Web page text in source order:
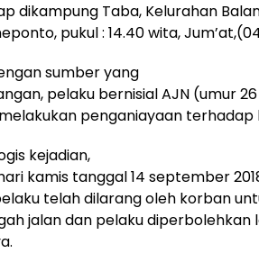
dikampung Taba, Kelurahan
pukul : 14.40 wita,
sumber yang
pelaku bernisial AJN (umur
penganiayaan terhadap
kejadian,
kamis tanggal 14 september
telah dilarang oleh korban
jalan dan pelaku